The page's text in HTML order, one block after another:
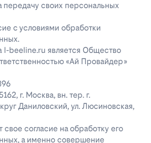
передачу своих персональных
с условиями обработки
l-beeline.ru является Общество
«Ай Провайдер»
г. Москва, вн. тер. г.
Даниловский, ул. Люсиновская,
свое согласие на обработку его
а именно совершение